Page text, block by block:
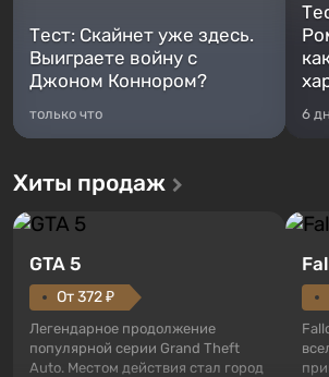
Тест: Скайнет уже здесь.
Выиграете войну с
Джоном Коннором?
только что 6
Хиты продаж
GTA 5
От 372 ₽
Легендарное продолжение
популярной серии Grand Theft
Auto. Местом действия стал город